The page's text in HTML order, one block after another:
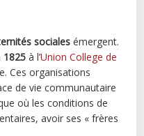
sociales émergent.
1825 à l’Union College de
Ces organisations
de vie communautaire
où les conditions de
avoir ses « frères